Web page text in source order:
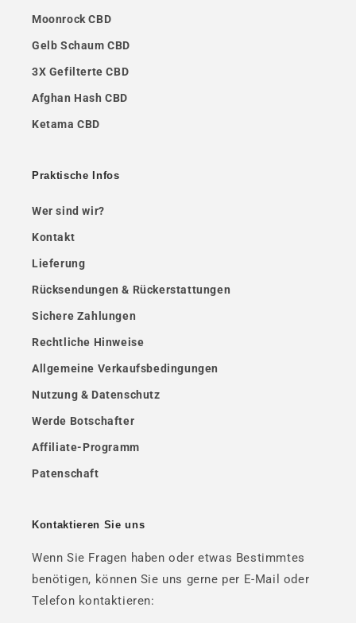
Moonrock CBD
Gelb Schaum CBD
3X Gefilterte CBD
Afghan Hash CBD
Ketama CBD
Praktische Infos
Wer sind wir?
Kontakt
Lieferung
Rücksendungen & Rückerstattungen
Sichere Zahlungen
Rechtliche Hinweise
Allgemeine Verkaufsbedingungen
Nutzung & Datenschutz
Werde Botschafter
Affiliate-Programm
Patenschaft
Kontaktieren Sie uns
Wenn Sie Fragen haben oder etwas Bestimmtes
benötigen, können Sie uns gerne per E-Mail oder
Telefon kontaktieren: